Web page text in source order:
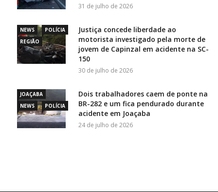
31 de julho de 2026
NEWS
POLÍCIA
REGIÃO
Justiça concede liberdade ao
motorista investigado pela morte de
jovem de Capinzal em acidente na SC-
150
30 de julho de 2026
JOAÇABA
NEWS
POLÍCIA
Dois trabalhadores caem de ponte na
BR-282 e um fica pendurado durante
acidente em Joaçaba
24 de julho de 2026